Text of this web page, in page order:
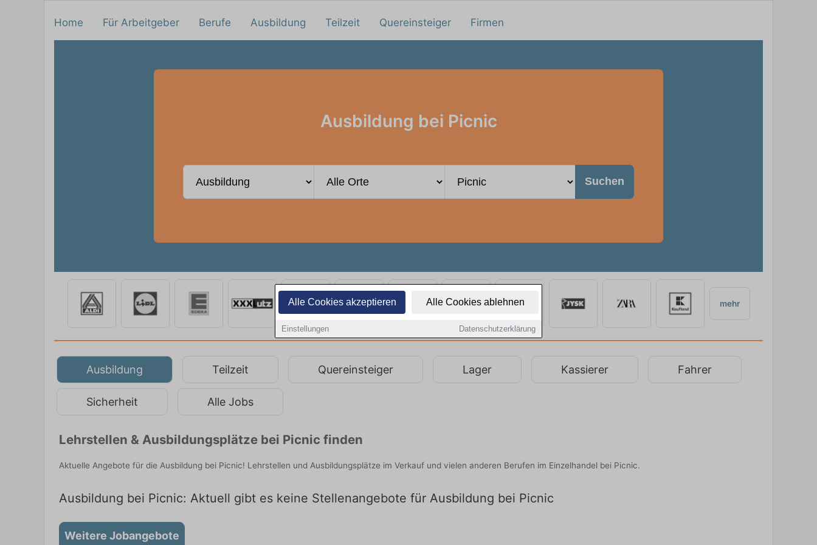
Alle Cookies akzeptieren Alle Cookies ablehnen
Einstellungen Datenschutzerklärung
Home Für Arbeitgeber Berufe Ausbildung Teilzeit Quereinsteiger Firmen
Ausbildung bei Picnic
Suchen
mehr
Ausbildung Teilzeit Quereinsteiger Lager Kassierer Fahrer
Sicherheit Alle Jobs
Lehrstellen & Ausbildungsplätze bei Picnic finden
Aktuelle Angebote für die Ausbildung bei Picnic! Lehrstellen und Ausbildungsplätze im Verkauf und vielen anderen Berufen im Einzelhandel bei Picnic.
Ausbildung bei Picnic: Aktuell gibt es keine Stellenangebote für Ausbildung bei Picnic
Weitere Jobangebote